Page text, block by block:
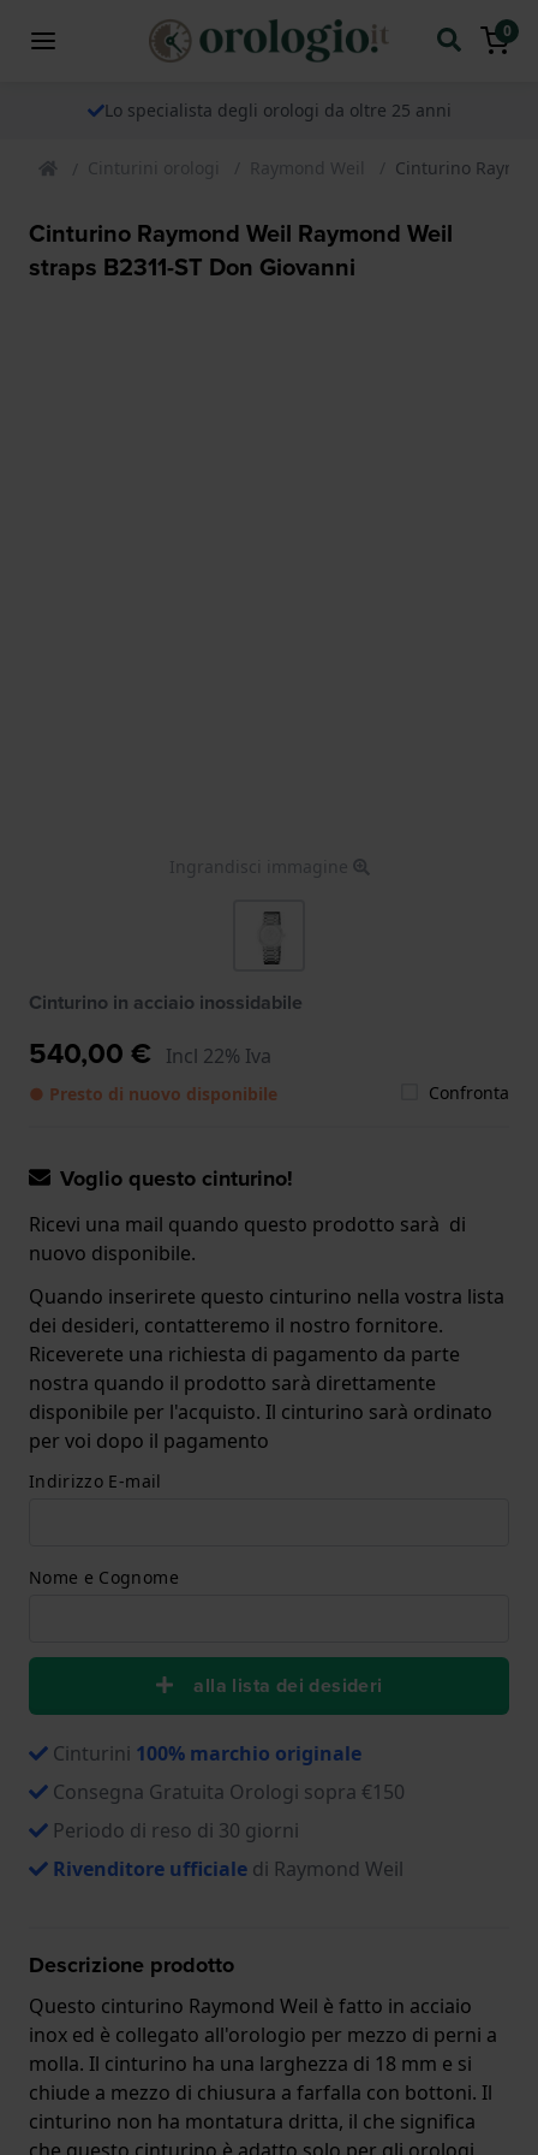
0
Lo specialista degli orologi da oltre 25 anni
Cinturini orologi Raymond Weil Cinturino
Cinturino Raymond Weil Raymond Weil
straps B2311-ST Don Giovanni
Ingrandisci immagine
Cinturino in acciaio inossidabile
540,00 € Incl 22% Iva
● Presto di nuovo disponibile Confronta
Voglio questo cinturino!
Ricevi una mail quando questo prodotto sarà di
nuovo disponibile.
Quando inserirete questo cinturino nella vostra lista
dei desideri, contatteremo il nostro fornitore.
Riceverete una richiesta di pagamento da parte
nostra quando il prodotto sarà direttamente
disponibile per l'acquisto. Il cinturino sarà ordinato
per voi dopo il pagamento
Indirizzo E-mail
Nome e Cognome
alla lista dei desideri
Cinturini 100% marchio originale
Consegna Gratuita Orologi sopra €150
Periodo di reso di 30 giorni
Rivenditore ufficiale di Raymond Weil
Descrizione prodotto
Questo cinturino Raymond Weil è fatto in acciaio
inox ed è collegato all'orologio per mezzo di perni a
molla. Il cinturino ha una larghezza di 18 mm e si
chiude a mezzo di chiusura a farfalla con bottoni. Il
cinturino non ha montatura dritta, il che significa